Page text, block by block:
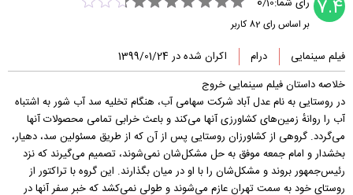
7.4
/10
بر اساس رای 82کاربر
فیلم سینمایی درام
اکران شده در 1399/01/24
خلاصه داستان فیلم سینمایی خروج
در روستایی به نام عدل آباد شرکت سهامی آب، هنگام تخلیه سد آب شور به اشتباه
آب را روانهٔ زمین‌های کشاورزی آنها می‌کند و باعث خرابی تمامی محصولات آنها
می‌گردد. گروهی از کشاورزان روستایی پس از آن که از طریق مسئولین سد، دهیار،
بخشدار و امام جمعه موفق به حل مشکل‌شان نمی‌شوند، تصمیم می‌گیرند که نزد
رئیس‌جمهور بروند و مشکل‌شان را با او در میان بگذارند. این گروه با تراکتور از
روستای خود به سمت تهران عازم می‌شوند و طولی نمی‌کشد که خبر سفر آنها در